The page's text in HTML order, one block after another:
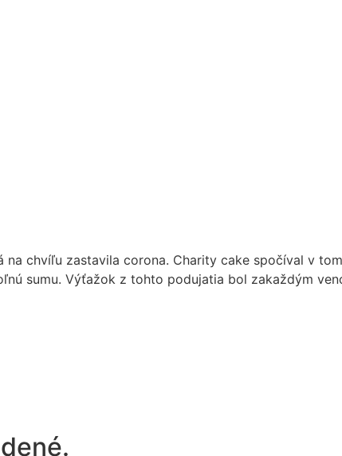
chvíľu zastavila corona. Charity cake spočíval v
sumu. Výťažok z tohto podujatia bol zakaždým